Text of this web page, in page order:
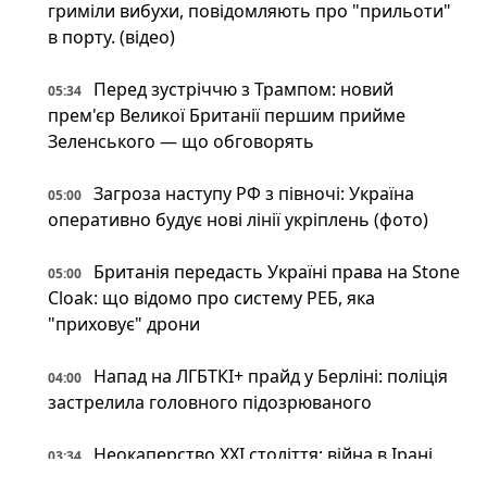
гриміли вибухи, повідомляють про "прильоти"
в порту. (відео)
05:34
Перед зустріччю з Трампом: новий
прем'єр Великої Британії першим прийме
Зеленського — що обговорять
05:00
Загроза наступу РФ з півночі: Україна
оперативно будує нові лінії укріплень (фото)
05:00
Британія передасть Україні права на Stone
Cloak: що відомо про систему РЕБ, яка
"приховує" дрони
04:00
Напад на ЛГБТКІ+ прайд у Берліні: поліція
застрелила головного підозрюваного
03:34
Неокаперство XXI століття: війна в Ірані